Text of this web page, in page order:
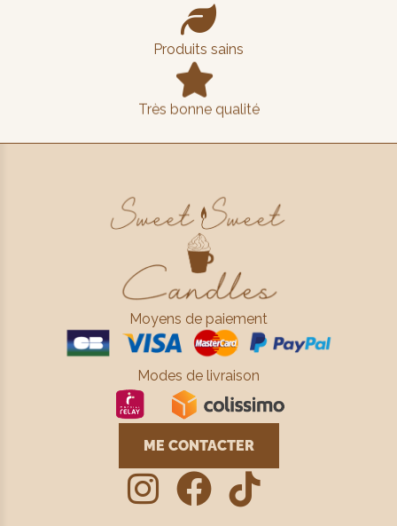

Produits sains

Très bonne qualité
Moyens de paiement
Modes de livraison
ME CONTACTER
  